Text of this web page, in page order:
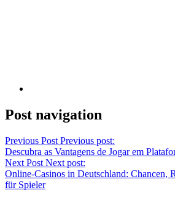
Post navigation
Previous Post Previous post:
Descubra as Vantagens de Jogar em
Next Post Next post:
Online-Casinos in Deutschland: Chancen,
für Spieler